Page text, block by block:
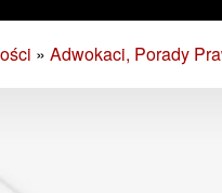
» Adwokaci, Porady